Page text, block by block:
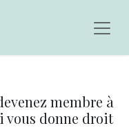
membre à
vous donne droit